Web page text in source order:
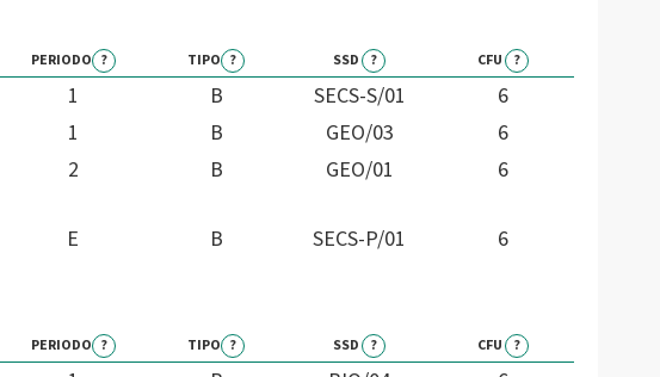
PERIODO ? TIPO ? SSD ? CFU ?
1 B SECS-S/01
6
1 B GEO/03
6
2 B GEO/01 6
E B SECS-P/01 6
PERIODO ? TIPO ? SSD ? CFU ?